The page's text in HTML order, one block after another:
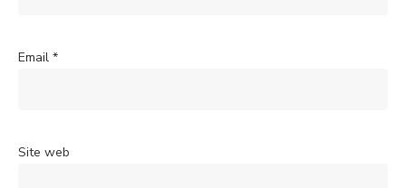
Email *
Site web